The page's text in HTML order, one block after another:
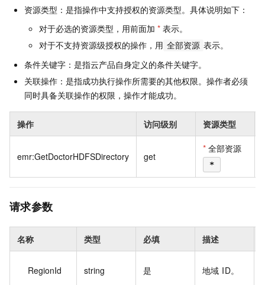
资源类型：是指操作中支持授权的资源类型。具体说明如下：
对于必选的资源类型，用前面加 * 表示。
对于不支持资源级授权的操作，用 全部资源 表示。
条件关键字：是指云产品自身定义的条件关键字。
关联操作：是指成功执行操作所需要的其他权限。操作者必须
同时具备关联操作的权限，操作才能成功。
操作 访问级别 资源类型
emr:GetDoctorHDFSDirectory get
* 全部资源
*
请求参数
名称 类型 必填 描述
RegionId string 是 地域 ID。